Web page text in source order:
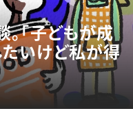
「子どもが成
いけど私が得